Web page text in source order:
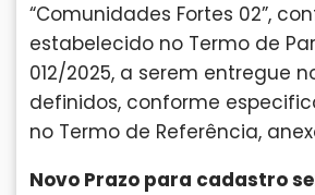
“Comunidades Fortes 02”,
estabelecido no Termo de
012/2025, a serem entregue
definidos, conforme
no Termo de Referência,
Novo Prazo para cadastro